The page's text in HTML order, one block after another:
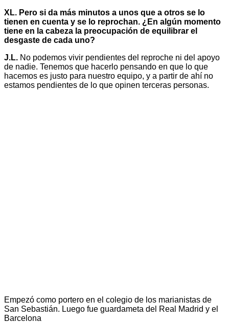
XL. Pero si da más minutos a unos que a otros se lo
tienen en cuenta y se lo reprochan. ¿En algún momento
tiene en la cabeza la preocupación de equilibrar el
desgaste de cada uno?
J.L. No podemos vivir pendientes del reproche ni del apoyo
de nadie. Tenemos que hacerlo pensando en que lo que
hacemos es justo para nuestro equipo, y a partir de ahí no
estamos pendientes de lo que opinen terceras personas.
Empezó como portero en el colegio de los marianistas de
San Sebastián. Luego fue guardameta del Real Madrid y el
Barcelona